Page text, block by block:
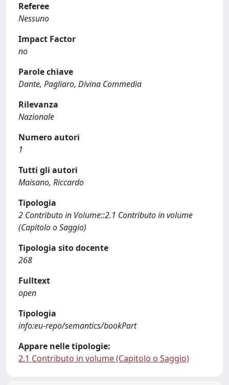
Referee
Nessuno
Impact Factor
no
Parole chiave
Dante, Pagliaro, Divina Commedia
Rilevanza
Nazionale
Numero autori
1
Tutti gli autori
Maisano, Riccardo
Tipologia
2 Contributo in Volume::2.1 Contributo in volume
(Capitolo o Saggio)
Tipologia sito docente
268
Fulltext
open
Tipologia
info:eu-repo/semantics/bookPart
Appare nelle tipologie:
2.1 Contributo in volume (Capitolo o Saggio)